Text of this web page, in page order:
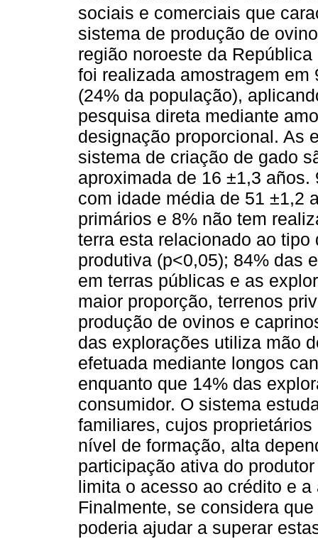
sociais e comerciais que
sistema de produção de
região noroeste da
foi realizada amostragem em
(24% da população),
pesquisa direta mediante
designação proporcional. As
sistema de criação de gado
aproximada de 16 ±1,3
com idade média de 51 ±1,2
primários e 8% não tem
terra esta relacionado ao
produtiva (p<0,05); 84% das
em terras públicas e as
maior proporção, terrenos
produção de ovinos e
das explorações utiliza mão
efetuada mediante longos
enquanto que 14% das
consumidor. O sistema
familiares, cujos
nível de formação, alta
participação ativa do
limita o acesso ao crédito e
Finalmente, se considera
poderia ajudar a superar